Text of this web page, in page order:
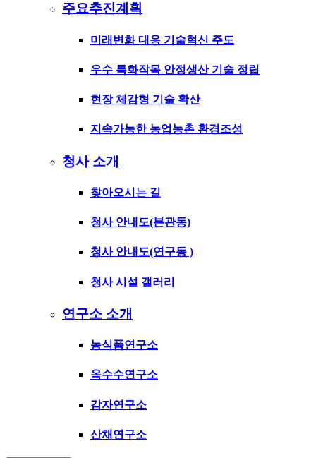
주요추진계획
미래변화 대응 기술혁신 주도
우수 특화작목 안정생산 기술 정립
현장 체감형 기술 확산
지속가능한 농업농촌 환경조성
청사 소개
찾아오시는 길
청사 안내도(본관동)
청사 안내도(연구동 )
청사 시설 갤러리
연구소 소개
농식품연구소
옥수수연구소
감자연구소
산채연구소